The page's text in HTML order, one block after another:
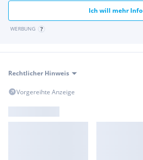
Ich will mehr Info
WERBUNG
Rechtlicher Hinweis
Vorgereihte Anzeige